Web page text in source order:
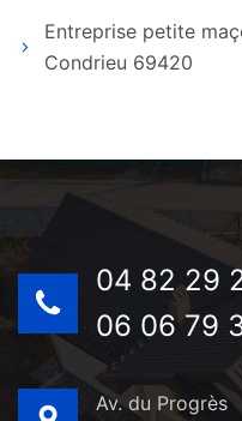
Entreprise petite
Condrieu 69420
04 82 29
06 06 79
Av. du Progrès